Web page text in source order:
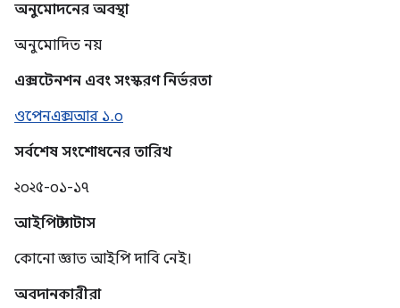
অনুমোদনের অবস্থা
অনুমোদিত নয়
এক্সটেনশন এবং সংস্করণ নির্ভরতা
ওপেনএক্সআর ১.০
সর্বশেষ সংশোধনের তারিখ
২০২৫-০১-১৭
আইপি স্ট্যাটাস
কোনো জ্ঞাত আইপি দাবি নেই।
অবদানকারীরা